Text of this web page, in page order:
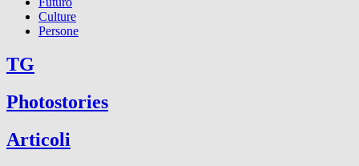
Culture
Persone
TG
Photostories
Articoli